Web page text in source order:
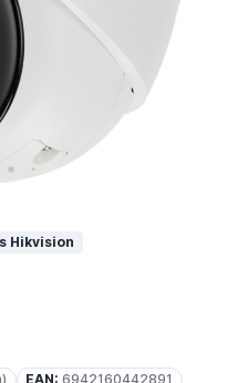
Hikvision
EAN: 6942160442891